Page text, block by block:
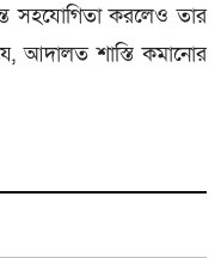
সহযোগিতা করলেও তার
আদালত শাস্তি কমানোর